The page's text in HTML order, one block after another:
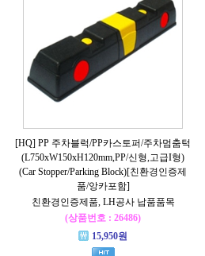
[HQ] PP 주차블럭/PP카스토퍼/주차멈춤턱
(L750xW150xH120mm,PP/신형,고급I형)
(Car Stopper/Parking Block)[친환경인증제
품/앙카포함]
친환경인증제품, LH공사 납품품목
(상품번호 : 26486)
15,950원